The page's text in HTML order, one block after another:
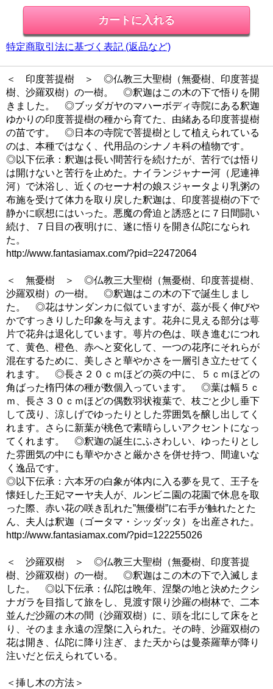
特定商取引法に基づく表記 (返品など)
＜ 印度菩提樹 ＞ ◎仏教三大聖樹（無憂樹、印度菩提
樹、沙羅双樹）の一樹。 ◎釈迦はこの木の下で悟りを開
きました。 ◎ブッダガヤのマハーボディ寺院にある釈迦
ゆかりの印度菩提樹の種から育てた、由緒ある印度菩提樹
の苗です。 ◎日本の寺院で菩提樹として植えられている
のは、本種ではなく、代用品のシナノキ科の植物です。
◎以下伝承：釈迦は長い間苦行を続けたが、苦行では悟り
は開けないと苦行を止めた。ナイランジャナー河（尼連禅
河）で沐浴し、近くのセーナ村の娘スジャータより乳粥の
布施を受けて体力を取り戻した釈迦は、印度菩提樹の下で
静かに瞑想にはいった。悪魔の脅迫と誘惑とに７日間闘い
続け、７日目の夜明けに、遂に悟りを開き仏陀になられ
た。
http://www.fantasiamax.com/?pid=22472064
＜ 無憂樹 ＞ ◎仏教三大聖樹（無憂樹、印度菩提樹、
沙羅双樹）の一樹。 ◎釈迦はこの木の下で誕生しまし
た。 ◎花はサンダンカに似ていますが、蕊が長く伸びや
かですっきりした印象を与えます。花弁に見える部分は萼
片で花弁は退化しています。萼片の色は、咲き進むにつれ
て、黄色、橙色、赤へと変化して、一つの花序にそれらが
混在するために、美しさと華やかさを一層引き立たせてく
れます。 ◎長さ２０ｃｍほどの莢の中に、５ｃｍほどの
角ばった楕円体の種が数個入っています。 ◎葉は幅５ｃ
ｍ、長さ３０ｃｍほどの偶数羽状複葉で、枝ごと少し垂下
して茂り、涼しげでゆったりとした雰囲気を醸し出してく
れます。さらに新葉が桃色で素晴らしいアクセントになっ
てくれます。 ◎釈迦の誕生にふさわしい、ゆったりとし
た雰囲気の中にも華やかさと厳かさを併せ持つ、間違いな
く逸品です。
◎以下伝承：六本牙の白象が体内に入る夢を見て、王子を
懐妊した王妃マーヤ夫人が、ルンビニ園の花園で休息を取
った際、赤い花の咲き乱れた”無優樹”に右手が触れたとた
ん、夫人は釈迦（ゴータマ・シッダッタ）を出産された。
http://www.fantasiamax.com/?pid=122255026
＜ 沙羅双樹 ＞ ◎仏教三大聖樹（無憂樹、印度菩提
樹、沙羅双樹）の一樹。 ◎釈迦はこの木の下で入滅しま
した。 ◎以下伝承：仏陀は晩年、涅槃の地と決めたクシ
ナガラを目指して旅をし、見渡す限り沙羅の樹林で、二本
並んだ沙羅の木の間（沙羅双樹）に、頭を北にして床をと
り、そのまま永遠の涅槃に入られた。その時、沙羅双樹の
花は開き、仏陀に降り注ぎ、また天からは曼荼羅華が降り
注いだと伝えられている。
＜挿し木の方法＞